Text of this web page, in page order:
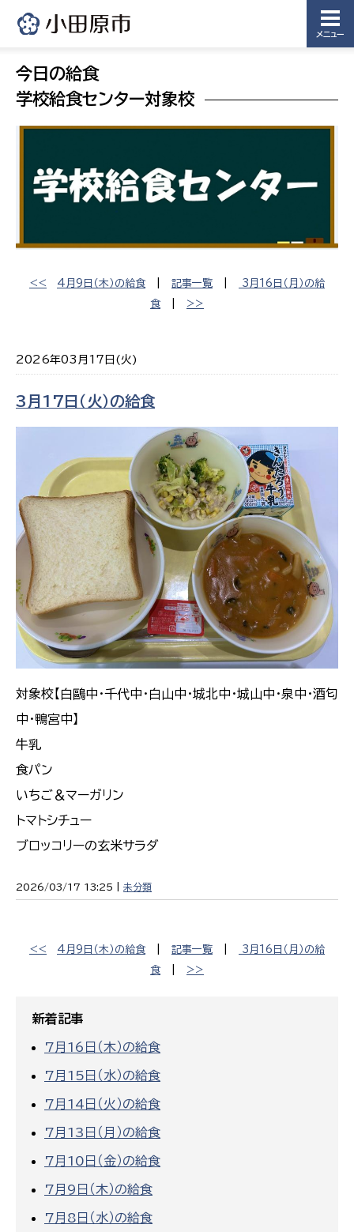
メニュー
今日の給食
学校給食センター対象校
<< 4月9日（木）の給食 記事一覧
3月16日（月）の給
食
>>
2026年03月17日(火)
3月17日（火）の給食
対象校【白鷗中・千代中・白山中・城北中・城山中・泉中・酒匂
中・鴨宮中】
牛乳
食パン
いちご＆マーガリン
トマトシチュー
ブロッコリーの玄米サラダ
2026/03/17 13:25 | 未分類
<< 4月9日（木）の給食 記事一覧
3月16日（月）の給
食
>>
新着記事
7月16日（木）の給食
7月15日（水）の給食
7月14日（火）の給食
7月13日（月）の給食
7月10日（金）の給食
7月9日（木）の給食
7月8日（水）の給食